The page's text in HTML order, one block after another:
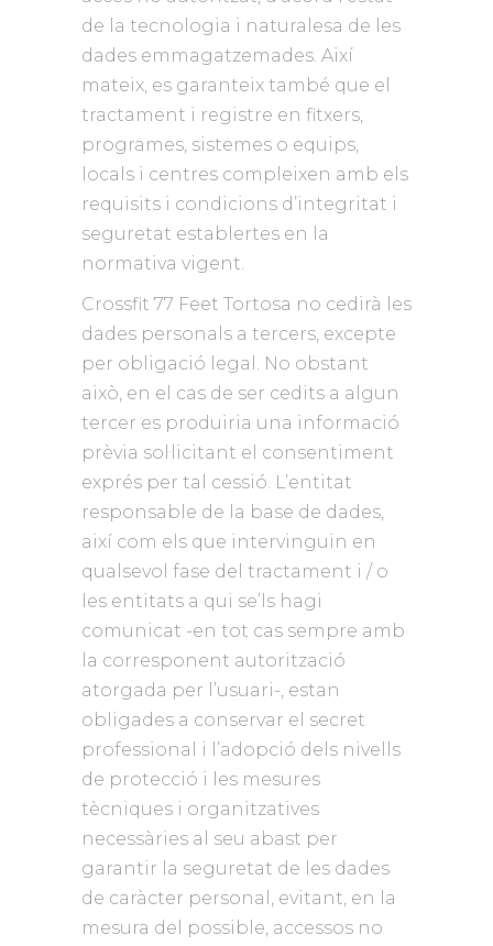
de la tecnologia i naturalesa de les
dades emmagatzemades. Així
mateix, es garanteix també que el
tractament i registre en fitxers,
programes, sistemes o equips,
locals i centres compleixen amb els
requisits i condicions d’integritat i
seguretat establertes en la
normativa vigent.
Crossfit 77 Feet Tortosa no cedirà les
dades personals a tercers, excepte
per obligació legal. No obstant
això, en el cas de ser cedits a algun
tercer es produiria una informació
prèvia sol·licitant el consentiment
exprés per tal cessió. L’entitat
responsable de la base de dades,
així com els que intervinguin en
qualsevol fase del tractament i / o
les entitats a qui se’ls hagi
comunicat -en tot cas sempre amb
la corresponent autorització
atorgada per l’usuari-, estan
obligades a conservar el secret
professional i l’adopció dels nivells
de protecció i les mesures
tècniques i organitzatives
necessàries al seu abast per
garantir la seguretat de les dades
de caràcter personal, evitant, en la
mesura del possible, accessos no